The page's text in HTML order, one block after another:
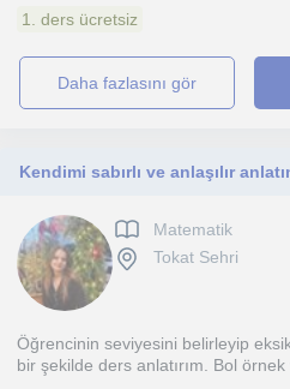
1. ders ücretsiz
daha fazlasını gör
Matematik
Tokat Sehri
Öğrencinin seviyesini belirleyip
bir şekilde ders anlatırım. Bol örnek